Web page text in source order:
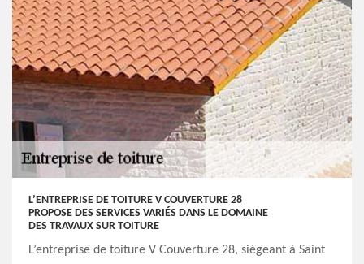
L’ENTREPRISE DE TOITURE V COUVERTURE 28
PROPOSE DES SERVICES VARIÉS DANS LE DOMAINE
DES TRAVAUX SUR TOITURE
L’entreprise de toiture V Couverture 28, siégeant à Saint